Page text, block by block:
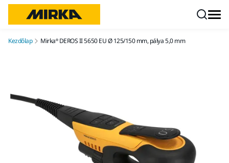
Kezdőlap Mirka® DEROS II 5650 EU Ø 125/150 mm, pálya 5,0 mm